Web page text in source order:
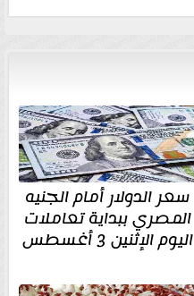
سعر الدولار أمام الجنيه
المصري ببداية تعاملات
اليوم الإثنين 3 أغسطس